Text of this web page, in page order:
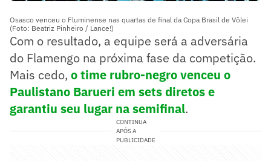
Osasco venceu o Fluminense nas quartas de final da Copa Brasil de Vôlei
(Foto: Beatriz Pinheiro / Lance!)
Com o resultado, a equipe será a adversária
do Flamengo na próxima fase da competição.
Mais cedo, o time rubro-negro venceu o
Paulistano Barueri em sets diretos e
garantiu seu lugar na semifinal.
CONTINUA
APÓS A
PUBLICIDADE